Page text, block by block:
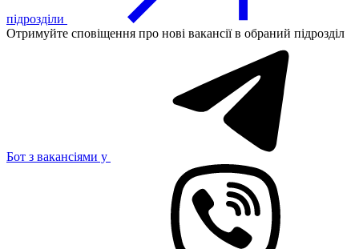
підрозділи
Отримуйте сповіщення про нові вакансії в обраний підрозділ
Бот з вакансіями у